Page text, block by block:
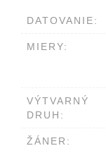
DATOVANIE:
MIERY:
VÝTVARNÝ
DRUH:
ŽÁNER: